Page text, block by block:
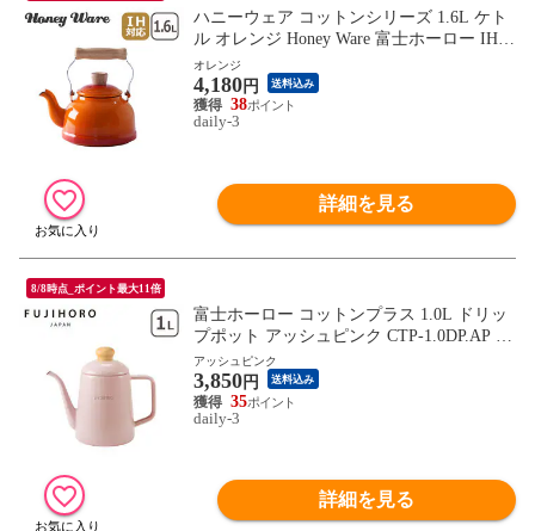
ハニーウェア コットンシリーズ 1.6L ケト
ル オレンジ Honey Ware 富士ホーロー IH対
応 直火（ガス火）対応 【北海道・沖縄は9
90円加算】how077-20
オレンジ
4,180円 送料込み
38
daily-3
詳細を見る
8/8時点_ポイント最大11倍
富士ホーロー コットンプラス 1.0L ドリッ
プポット アッシュピンク CTP-1.0DP.AP や
かん ケトル コーヒーポット 珈琲ポット 細
口 ほうろう IH対応 直火（ガス火）対応 C
otton Pulus FUJIHORO 【北海道・沖縄は99
0円加算】fuj616-5
アッシュピンク
3,850円 送料込み
35
daily-3
詳細を見る